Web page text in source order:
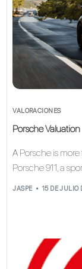
VALORACIONES
Porsche Valuation
A Porsche is
Porsche 911, a
JASPE 15 DE JULIO